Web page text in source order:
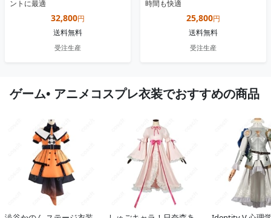
ントに最適
32,800円
送料無料
受注生産
時間も快適
25,800円
送料無料
受注生産
ゲーム• アニメコスプレ衣装でおすすめの商品